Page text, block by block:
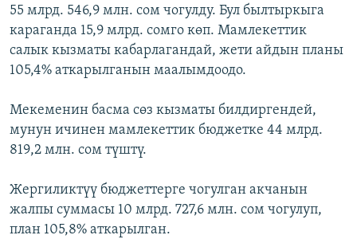
55 млрд. 546,9 млн. сом чогулду. Бул былтыркыга
караганда 15,9 млрд. сомго көп. Мамлекеттик
салык кызматы кабарлагандай, жети айдын планы
105,4% аткарылганын маалымдоодо.
Мекеменин басма сөз кызматы билдиргендей,
мунун ичинен мамлекеттик бюджетке 44 млрд.
819,2 млн. сом түштү.
Жергиликтүү бюджеттерге чогулган акчанын
жалпы суммасы 10 млрд. 727,6 млн. сом чогулуп,
план 105,8% аткарылган.